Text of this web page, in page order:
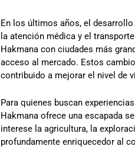
En los últimos años, el
la atención médica y el
Hakmana con ciudades más
acceso al mercado. Estos
contribuido a mejorar el nivel de
Para quienes buscan
Hakmana ofrece una escapada
interese la agricultura, la
profundamente enriquecedor al